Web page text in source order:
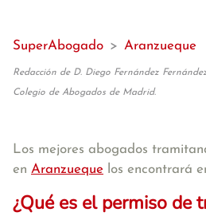
SuperAbogado > Aranzueque
Redacción de D. Diego Fernández
Colegio de Abogados de Madrid.
Los mejores abogados
en Aranzueque los encontrará
¿Qué es el permiso de